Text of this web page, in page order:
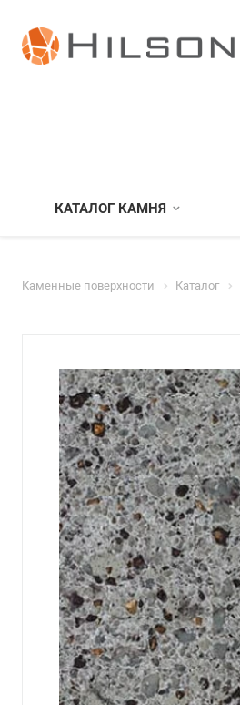
КАТАЛОГ КАМНЯ
Каменные поверхности Каталог